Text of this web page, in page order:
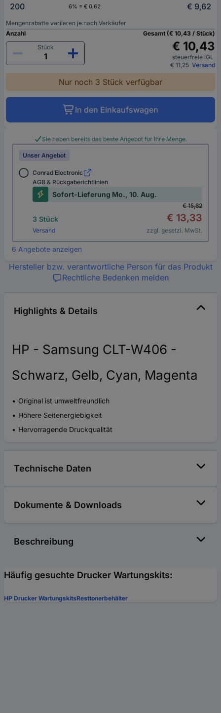
200
6% = € 0,62 € 9,62
Mengenrabatte variieren je nach Verkäufer
Anzahl
Stück
Gesamt (€ 10,43 / Stück)
€ 10,43
steuerfreie IGL
€ 11,25 Versand
Nur noch 3 Stück verfügbar
In den Einkaufswagen
Sie haben bereits das beste Angebot für Ihre Menge.
Unser Angebot
Conrad Electronic
AGB & Rückgaberichtlinien
Sofort-Lieferung Mo., 10. Aug.
3 Stück
Versand
€ 15,82
€ 13,33
zzgl. gesetzl. MwSt.
6 Angebote anzeigen
Hersteller bzw. verantwortliche Person für das Produkt
Rechtliche Bedenken melden
Highlights & Details
HP - Samsung CLT-W406 -
Schwarz, Gelb, Cyan, Magenta
Original ist umweltfreundlich
Höhere Seitenergiebigkeit
Hervorragende Druckqualität
Technische Daten
Dokumente & Downloads
Beschreibung
Häufig gesuchte Drucker Wartungskits:
HP Drucker WartungskitsResttonerbehälter